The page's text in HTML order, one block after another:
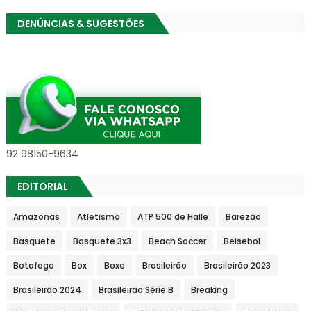
DENÚNCIAS & SUGESTÕES
92 98150-9634
EDITORIAL
Amazonas Atletismo ATP 500 de Halle Barezão
Basquete Basquete 3x3 Beach Soccer Beisebol
Botafogo Box Boxe Brasileirão Brasileirão 2023
Brasileirão 2024 Brasileirão Série B Breaking